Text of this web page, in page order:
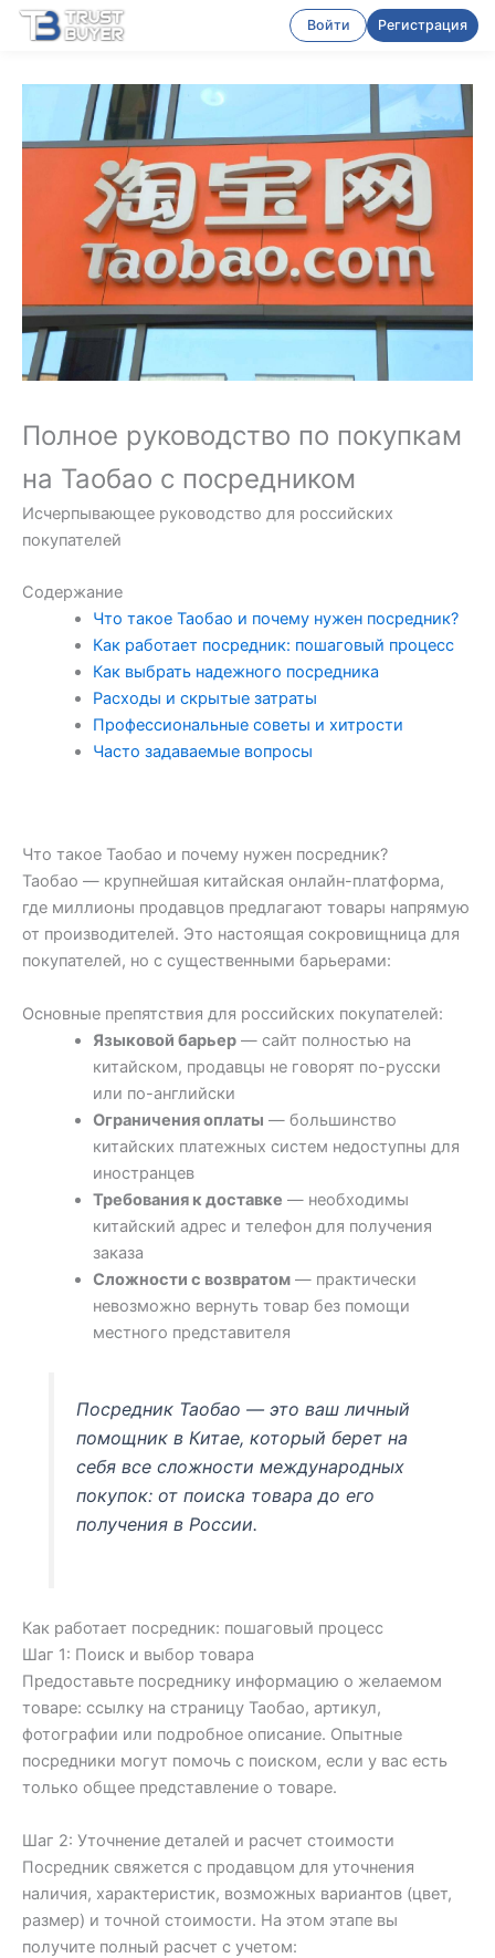
Войти Регистрация
Полное руководство по покупкам
на Таобао с посредником
Исчерпывающее руководство для российских
покупателей
Содержание
Что такое Таобао и почему нужен посредник?
Как работает посредник: пошаговый процесс
Как выбрать надежного посредника
Расходы и скрытые затраты
Профессиональные советы и хитрости
Часто задаваемые вопросы
Что такое Таобао и почему нужен посредник?
Таобао — крупнейшая китайская онлайн-платформа,
где миллионы продавцов предлагают товары напрямую
от производителей. Это настоящая сокровищница для
покупателей, но с существенными барьерами:
Основные препятствия для российских покупателей:
Языковой барьер— сайт полностью на
китайском, продавцы не говорят по-русски
или по-английски
Ограничения оплаты — большинство
китайских платежных систем недоступны для
иностранцев
Требования к доставке — необходимы
китайский адрес и телефон для получения
заказа
Сложности с возвратом— практически
невозможно вернуть товар без помощи
местного представителя
Посредник Таобао — это ваш личный
помощник в Китае, который берет на
себя все сложности международных
покупок: от поиска товара до его
получения в России.
Как работает посредник: пошаговый процесс
Шаг 1: Поиск и выбор товара
Предоставьте посреднику информацию о желаемом
товаре: ссылку на страницу Таобао, артикул,
фотографии или подробное описание. Опытные
посредники могут помочь с поиском, если у вас есть
только общее представление о товаре.
Шаг 2: Уточнение деталей и расчет стоимости
Посредник свяжется с продавцом для уточнения
наличия, характеристик, возможных вариантов (цвет,
размер) и точной стоимости. На этом этапе вы
получите полный расчет с учетом: